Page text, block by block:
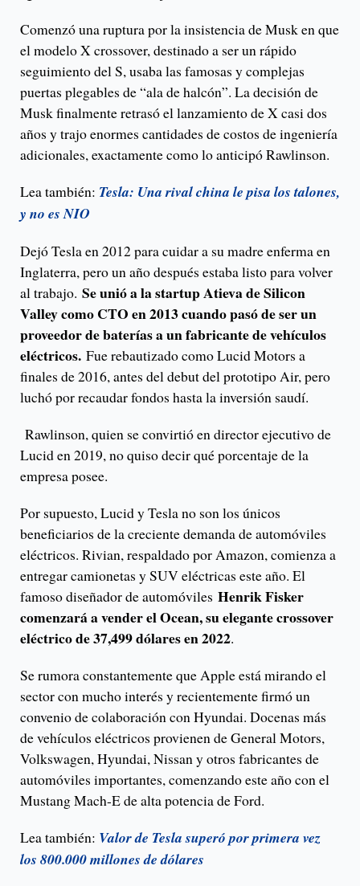
Comenzó una ruptura por la insistencia de Musk en que
el modelo X crossover, destinado a ser un rápido
seguimiento del S, usaba las famosas y complejas
puertas plegables de “ala de halcón”. La decisión de
Musk finalmente retrasó el lanzamiento de X casi dos
años y trajo enormes cantidades de costos de ingeniería
adicionales, exactamente como lo anticipó Rawlinson.
Lea también: Tesla: Una rival china le pisa los talones,
y no es NIO
Dejó Tesla en 2012 para cuidar a su madre enferma en
Inglaterra, pero un año después estaba listo para volver
al trabajo. Se unió a la startup Atieva de Silicon
Valley como CTO en 2013 cuando pasó de ser un
proveedor de baterías a un fabricante de vehículos
eléctricos. Fue rebautizado como Lucid Motors a
finales de 2016, antes del debut del prototipo Air, pero
luchó por recaudar fondos hasta la inversión saudí.
Rawlinson, quien se convirtió en director ejecutivo de
Lucid en 2019, no quiso decir qué porcentaje de la
empresa posee.
Por supuesto, Lucid y Tesla no son los únicos
beneficiarios de la creciente demanda de automóviles
eléctricos. Rivian, respaldado por Amazon, comienza a
entregar camionetas y SUV eléctricas este año. El
famoso diseñador de automóviles Henrik Fisker
comenzará a vender el Ocean, su elegante crossover
eléctrico de 37,499 dólares en 2022.
Se rumora constantemente que Apple está mirando el
sector con mucho interés y recientemente firmó un
convenio de colaboración con Hyundai. Docenas más
de vehículos eléctricos provienen de General Motors,
Volkswagen, Hyundai, Nissan y otros fabricantes de
automóviles importantes, comenzando este año con el
Mustang Mach-E de alta potencia de Ford.
Lea también: Valor de Tesla superó por primera vez
los 800.000 millones de dólares